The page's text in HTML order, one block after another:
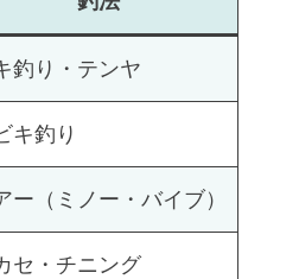
釣り・テンヤ
キ釣り
ー（ミノー・バイブ）
セ・チニング